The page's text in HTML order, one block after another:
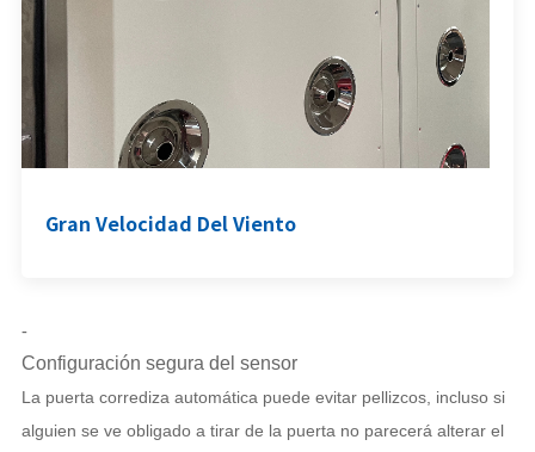
Gran Velocidad Del Viento
-
Configuración segura del sensor
La puerta corrediza automática puede evitar pellizcos, incluso si
alguien se ve obligado a tirar de la puerta no parecerá alterar el